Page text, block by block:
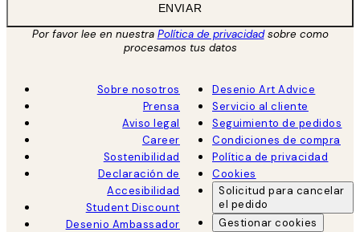
ENVIAR
Por favor lee en nuestra Política de privacidadsobre como
procesamos tus datos
Sobre nosotros
Prensa
Aviso legal
Career
Sostenibilidad
Declaración de
Accesibilidad
Student Discount
Desenio Ambassador
Desenio Art Advice
Servicio al cliente
Seguimiento de pedidos
Condiciones de compra
Política de privacidad
Cookies
Solicitud para cancelar
el pedido
Gestionar cookies